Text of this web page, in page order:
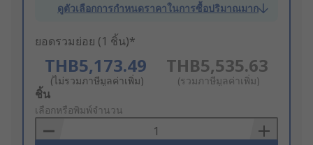
ดูตัวเลือกการกำหนดราคาในการซื้อปริมาณมาก
ยอดรวมย่อย (1 ชิ้น)*
THB5,173.49
(ไม่รวมภาษีมูลค่าเพิ่ม)
THB5,535.63
(รวมภาษีมูลค่าเพิ่ม)
Add
to
Basket
ชิ้น
เลือกหรือพิมพ์จำนวน